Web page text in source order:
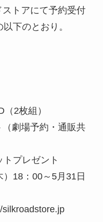
トアにて予約受付
下のとおり。
2枚組）
（劇場予約・通販共
プレゼント
）18：00～5月31日